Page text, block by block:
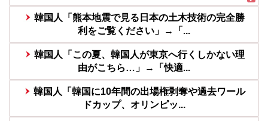
韓国人「熊本地震で見る日本の土木技術の完全勝
利をご覧ください」→「...
韓国人「この夏、韓国人が東京へ行くしかない理
由がこちら…」→「快適...
韓国人「韓国に10年間の出場権剥奪や過去ワール
ドカップ、オリンピッ...